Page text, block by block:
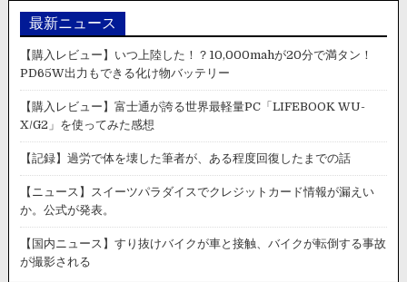
最新ニュース
【購入レビュー】いつ上陸した！？10,000mahが20分で満タン！
PD65W出力もできる化け物バッテリー
【購入レビュー】富士通が誇る世界最軽量PC「LIFEBOOK WU-
X/G2」を使ってみた感想
【記録】過労で体を壊した筆者が、ある程度回復したまでの話
【ニュース】スイーツパラダイスでクレジットカード情報が漏えい
か。公式が発表。
【国内ニュース】すり抜けバイクが車と接触、バイクが転倒する事故
が撮影される